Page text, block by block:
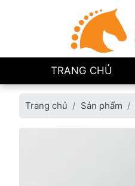
TRANG CHỦ
Trang chủ Sản phẩm